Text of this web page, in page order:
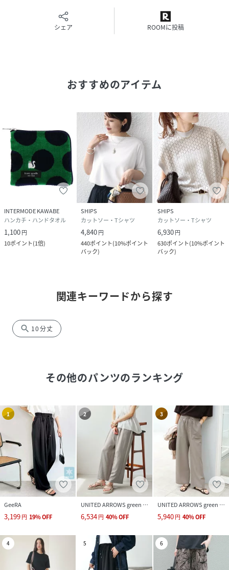
ポリエステル66% レーヨン20% アクリル9% ポ
シェア ROOMに投稿
おすすめのアイテム
INTERMODE KAWABE
ハンカチ・ハンドタオル
1,100円
10ポイント(1倍)
SHIPS
カットソー・Tシャツ
4,840円
440ポイント(10%ポイント
バック)
SHIPS
カットソー・Tシャツ
6,930円
630ポイント(10%ポイント
バック)
関連キーワードから探す
search 10分丈
その他のパンツのランキング
1
GeeRA
3,199円 19%OFF
2
UNITED ARROWS green label relaxing
6,534円 40%OFF
3
UNITED ARROWS green label relaxing
5,940円 40%OFF
4 5 6